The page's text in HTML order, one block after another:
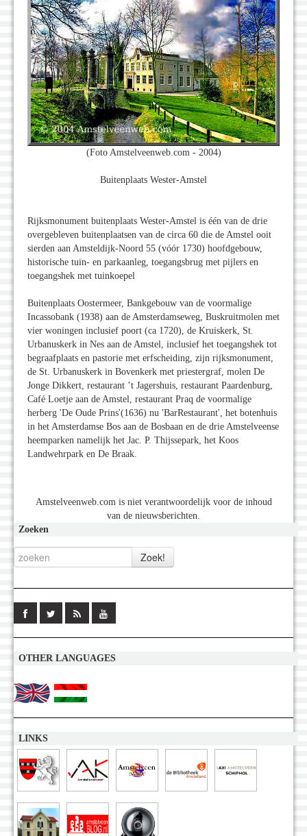
(Foto Amstelveenweb.com - 2004)
Buitenplaats Wester-Amstel
Rijksmonument buitenplaats Wester-Amstel is één van de drie
overgebleven buitenplaatsen van de circa 60 die de Amstel ooit
sierden aan Amsteldijk-Noord 55 (vóór 1730) hoofdgebouw,
historische tuin- en parkaanleg, toegangsbrug met pijlers en
toegangshek met tuinkoepel
Buitenplaats Oostermeer, Bankgebouw van de voormalige
Incassobank (1938) aan de Amsterdamseweg, Buskruitmolen met
vier woningen inclusief poort (ca 1720), de Kruiskerk, St.
Urbanuskerk in Nes aan de Amstel, inclusief het toegangshek tot
begraafplaats en pastorie met erfscheiding, zijn rijksmonument,
de St. Urbanuskerk in Bovenkerk met priestergraf, molen De
Jonge Dikkert, restaurant ’t Jagershuis, restaurant Paardenburg,
Café Loetje aan de Amstel, restaurant Praq de voormalige
herberg 'De Oude Prins'(1636) nu 'BarRestaurant', het botenhuis
in het Amsterdamse Bos aan de Bosbaan en de drie Amstelveense
heemparken namelijk het Jac. P. Thijssepark, het Koos
Landwehrpark en De Braak.
Amstelveenweb.com is niet verantwoordelijk voor de inhoud
van de nieuwsberichten.
Zoeken
OTHER LANGUAGES
LINKS